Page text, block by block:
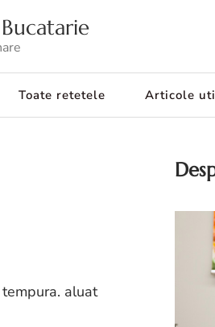
Toate retetele Articole
aluat